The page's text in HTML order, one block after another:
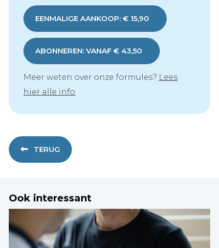
EENMALIGE AANKOOP: € 15,90
ABONNEREN: VANAF € 43,50
Meer weten over onze formules? Lees
hier alle info
TERUG
Ook interessant